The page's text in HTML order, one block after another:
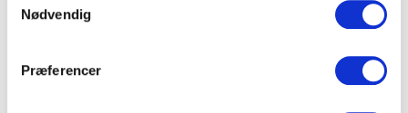
Nødvendig
Præferencer
-